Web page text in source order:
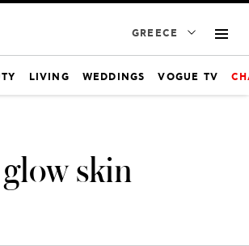
GREECE
LIVING WEDDINGS VOGUE TV
glow skin